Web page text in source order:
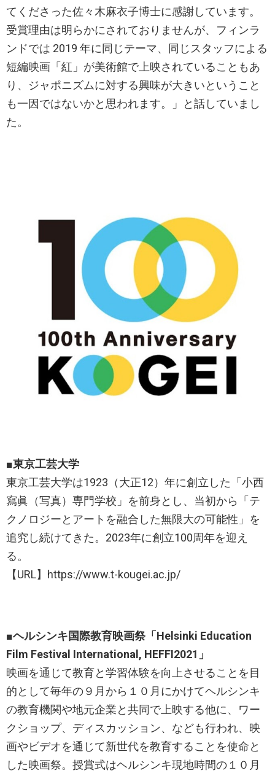
てくださった佐々木麻衣子博士に感謝しています。
受賞理由は明らかにされておりませんが、フィンラ
ンドでは 2019 年に同じテーマ、同じスタッフによる
短編映画「紅」が美術館で上映されていることもあ
り、ジャポニズムに対する興味が大きいということ
も一因ではないかと思われます。」と話していまし
た。
■東京工芸大学
東京工芸大学は1923（大正12）年に創立した「小西
寫眞（写真）専門学校」を前身とし、当初から「テ
クノロジーとアートを融合した無限大の可能性」を
追究し続けてきた。2023年に創立100周年を迎え
る。
【URL】https://www.t-kougei.ac.jp/
■ヘルシンキ国際教育映画祭「Helsinki Education
Film Festival International, HEFFI2021」
映画を通じて教育と学習体験を向上させることを目
的として毎年の９月から１０月にかけてヘルシンキ
の教育機関や地元企業と共同で上映する他に、ワー
クショップ、ディスカッション、なども行われ、映
画やビデオを通じて新世代を教育することを使命と
した映画祭。授賞式はヘルシンキ現地時間の１０月